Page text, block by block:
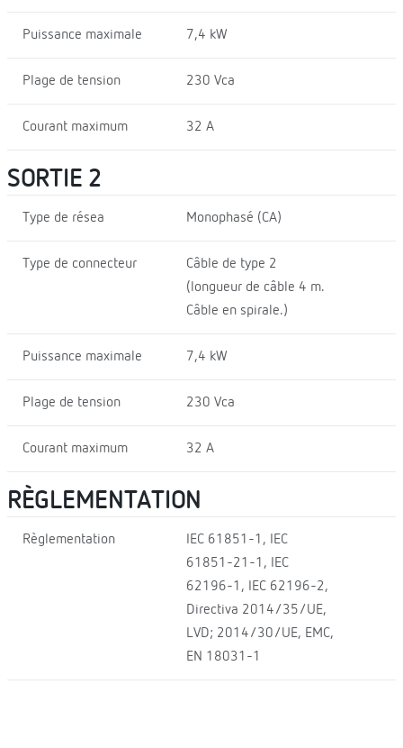
Puissance maximale 7,4 kW
Plage de tension 230 Vca
Courant maximum 32 A
SORTIE 2
Type de résea Monophasé (CA)
Type de connecteur
Câble de type 2
(longueur de câble 4 m.
Câble en spirale.)
Puissance maximale 7,4 kW
Plage de tension 230 Vca
Courant maximum 32 A
RÈGLEMENTATION
Règlementation
IEC 61851-1, IEC
61851-21-1, IEC
62196-1, IEC 62196-2,
Directiva 2014/35/UE,
LVD; 2014/30/UE, EMC,
EN 18031-1